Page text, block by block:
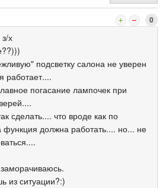
0
х
подсветку салона не уверен
работает....
погасание лампочек при
сделать.... что вроде как по
должна работать.... но... не
из ситуации?:)